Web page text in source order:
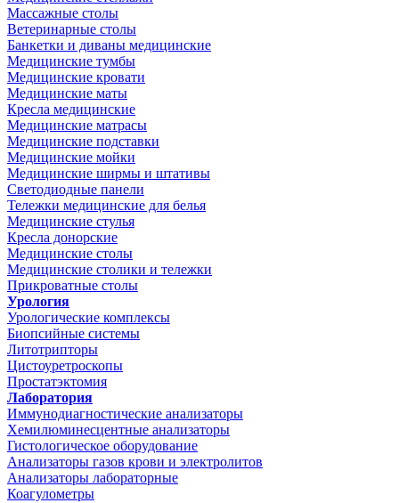
Массажные столы
Ветеринарные столы
Банкетки и диваны медицинские
Медицинские тумбы
Медицинские кровати
Медицинские маты
Кресла медицинские
Медицинские матрасы
Медицинские подставки
Медицинские мойки
Медицинские ширмы и штативы
Светодиодные панели
Тележки медицинские для белья
Медицинские стулья
Кресла донорские
Медицинские столы
Медицинские столики и тележки
Прикроватные столы
Урология
Урологические комплексы
Биопсийные системы
Литотрипторы
Цистоуретроскопы
Простатэктомия
Лаборатория
Иммунодиагностические анализаторы
Хемилюминесцентные анализаторы
Гистологическое оборудование
Анализаторы газов крови и электролитов
Анализаторы лабораторные
Коагулометры